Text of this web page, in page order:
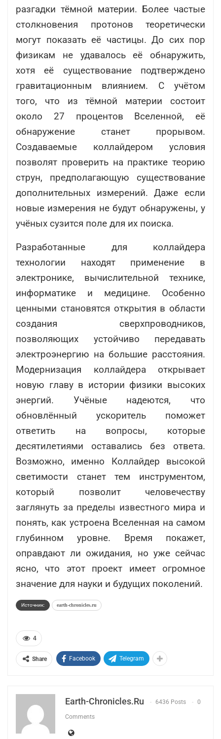
разгадки тёмной материи. Более частые
столкновения протонов теоретически
могут показать её частицы. До сих пор
физикам не удавалось её обнаружить,
хотя её существование подтверждено
гравитационным влиянием. С учётом
того, что из тёмной материи состоит
около 27 процентов Вселенной, её
обнаружение станет прорывом.
Создаваемые коллайдером условия
позволят проверить на практике теорию
струн, предполагающую существование
дополнительных измерений. Даже если
новые измерения не будут обнаружены, у
учёных сузится поле для их поиска.
Разработанные для коллайдера
технологии находят применение в
электронике, вычислительной технике,
информатике и медицине. Особенно
ценными становятся открытия в области
создания сверхпроводников,
позволяющих устойчиво передавать
электроэнергию на большие расстояния.
Модернизация коллайдера открывает
новую главу в истории физики высоких
энергий. Учёные надеются, что
обновлённый ускоритель поможет
ответить на вопросы, которые
десятилетиями оставались без ответа.
Возможно, именно Коллайдер высокой
светимости станет тем инструментом,
который позволит человечеству
заглянуть за пределы известного мира и
понять, как устроена Вселенная на самом
глубинном уровне. Время покажет,
оправдают ли ожидания, но уже сейчас
ясно, что этот проект имеет огромное
значение для науки и будущих поколений.
Источник: earth-chronicles.ru
4
Share Facebook Telegram
Earth-Chronicles.ru 6436 Posts 0
Comments